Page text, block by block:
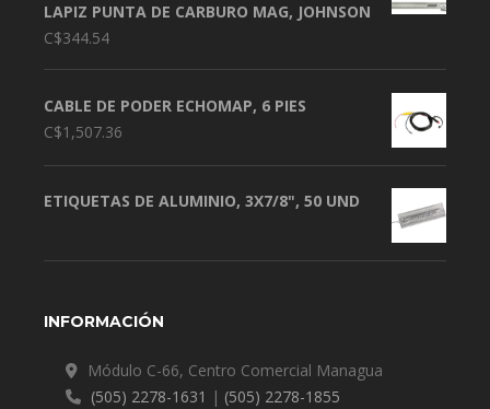
LAPIZ PUNTA DE CARBURO MAG, JOHNSON
C$344.54
CABLE DE PODER ECHOMAP, 6 PIES
C$1,507.36
ETIQUETAS DE ALUMINIO, 3X7/8", 50 UND
INFORMACIÓN
Módulo C-66, Centro Comercial Managua
(505) 2278-1631 | (505) 2278-1855